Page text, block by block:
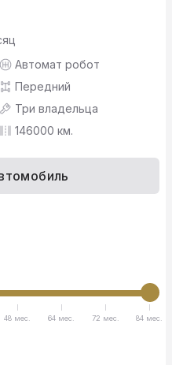
Автомат робот
Передний
Три владельца
146000 км.
48 мес. 64 мес. 72 мес. 84 мес.